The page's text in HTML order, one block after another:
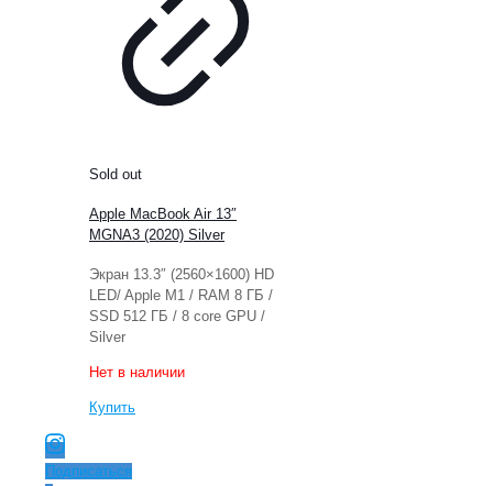
Sold out
Apple MacBook Air 13″
MGNA3 (2020) Silver
Экран 13.3″ (2560×1600) HD
LED/ Apple M1 / RAM 8 ГБ /
SSD 512 ГБ / 8 core GPU /
Silver
Нет в наличии
Купить
Подписаться